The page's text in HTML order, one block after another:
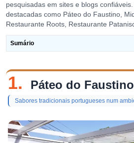
pesquisadas em sites e blogs
destacadas como Páteo do Faustino,
Restaurante Roots, Restaurante
Sumário
1. Páteo do Faustino
Sabores tradicionais portugueses num